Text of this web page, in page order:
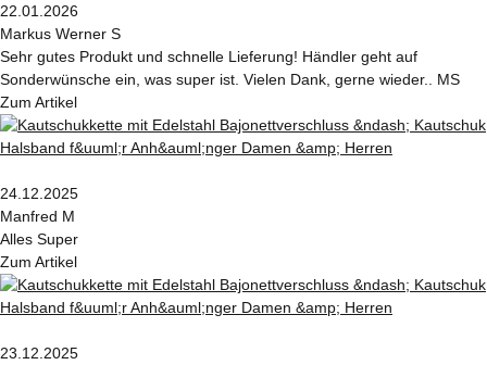
22.01.2026
Markus Werner S
Sehr gutes Produkt und schnelle Lieferung! Händler geht auf
Sonderwünsche ein, was super ist. Vielen Dank, gerne wieder.. MS
Zum Artikel
24.12.2025
Manfred M
Alles Super
Zum Artikel
23.12.2025